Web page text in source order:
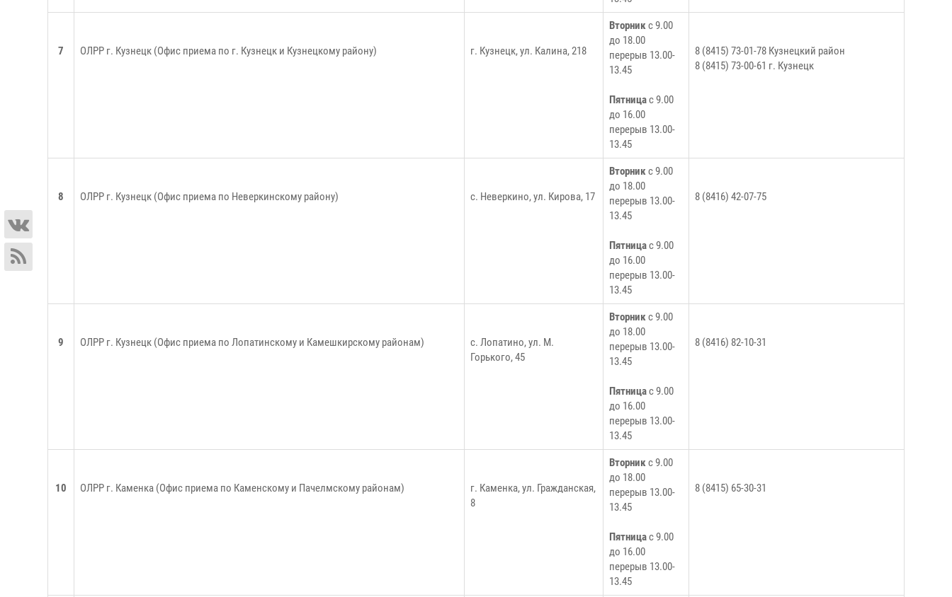
7 ОЛРР г. Кузнецк (Офис приема по г. Кузнецк и Кузнецкому району) г. Кузнецк, ул. Калина, 218
Вторникс 9.00
до 18.00
перерыв 13.00-
13.45
Пятницас 9.00
до 16.00
перерыв 13.00-
13.45
8 (8415) 73-01-78 Кузнецкий район
8 (8415) 73-00-61 г. Кузнецк
8 ОЛРР г. Кузнецк (Офис приема по Неверкинскому району) с. Неверкино, ул. Кирова, 17
Вторникс 9.00
до 18.00
перерыв 13.00-
13.45
Пятницас 9.00
до 16.00
перерыв 13.00-
13.45
8 (8416) 42-07-75
9 ОЛРР г. Кузнецк (Офис приема по Лопатинскому и Камешкирскому районам)
с. Лопатино, ул. М.
Горького, 45
Вторникс 9.00
до 18.00
перерыв 13.00-
13.45
Пятницас 9.00
до 16.00
перерыв 13.00-
13.45
8 (8416) 82-10-31
10 ОЛРР г. Каменка (Офис приема по Каменскому и Пачелмскому районам)
г. Каменка, ул. Гражданская,
8
Вторникс 9.00
до 18.00
перерыв 13.00-
13.45
Пятницас 9.00
до 16.00
перерыв 13.00-
13.45
8 (8415) 65-30-31